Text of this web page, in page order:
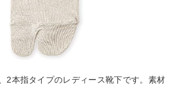
2本指タイプのレディース靴下です。素材